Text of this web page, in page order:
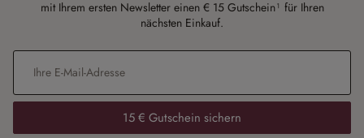
mit Ihrem ersten Newsletter einen € 15 Gutschein¹ für Ihren
nächsten Einkauf.
E-Mail-Adresse*
15 € Gutschein sichern